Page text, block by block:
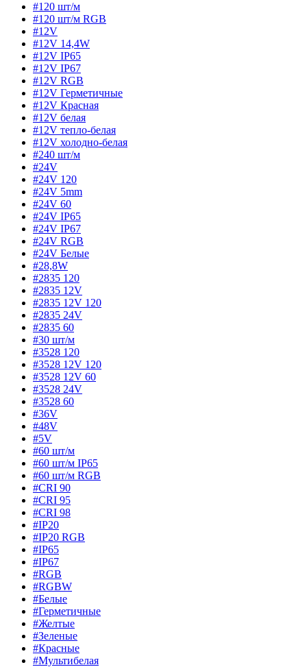
#120 шт/м
#120 шт/м RGB
#12V
#12V 14,4W
#12V IP65
#12V IP67
#12V RGB
#12V Герметичные
#12V Красная
#12V белая
#12V тепло-белая
#12V холодно-белая
#240 шт/м
#24V
#24V 120
#24V 5mm
#24V 60
#24V IP65
#24V IP67
#24V RGB
#24V Белые
#28,8W
#2835 120
#2835 12V
#2835 12V 120
#2835 24V
#2835 60
#30 шт/м
#3528 120
#3528 12V 120
#3528 12V 60
#3528 24V
#3528 60
#36V
#48V
#5V
#60 шт/м
#60 шт/м IP65
#60 шт/м RGB
#CRI 90
#CRI 95
#CRI 98
#IP20
#IP20 RGB
#IP65
#IP67
#RGB
#RGBW
#Белые
#Герметичные
#Желтые
#Зеленые
#Красные
#Мультибелая